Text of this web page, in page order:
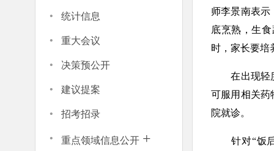
· 统计信息
· 重大会议
· 决策预公开
· 建议提案
· 招考招录
· 重点领域信息公开 +
师李景南表示
底烹熟，生
时，家长要培
在出现轻度
可服用相关药
院就诊。
针对“饭后